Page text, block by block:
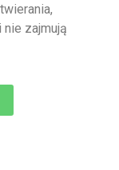
nie zajmują